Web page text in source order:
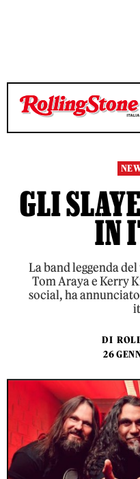
GLI
IN
La band leggenda
Tom Araya e Kerry
social, ha
DI
26